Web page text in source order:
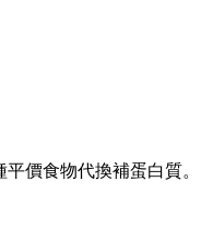
價食物代換補蛋白質。